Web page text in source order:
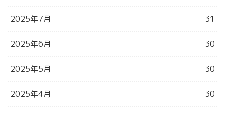
2025年7月 31
2025年6月 30
2025年5月 30
2025年4月 30